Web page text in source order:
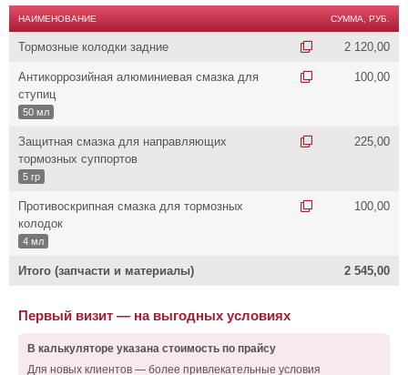
НАИМЕНОВАНИЕ СУММА, РУБ.
Тормозные колодки задние 2 120,00
Антикоррозийная алюминиевая смазка для
ступиц
50 мл
100,00
Защитная смазка для направляющих
тормозных суппортов
5 гр
225,00
Противоскрипная смазка для тормозных
колодок
4 мл
100,00
Итого (запчасти и материалы) 2 545,00
Первый визит — на выгодных условиях
В калькуляторе указана стоимость по прайсу
Для новых клиентов — более привлекательные условия